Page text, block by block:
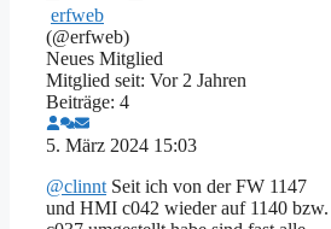
erfweb
(@erfweb)
Neues Mitglied
Mitglied seit: Vor 2 Jahren
Beiträge: 4
5. März 2024 15:03
@clinnt Seit ich von der FW 1147
und HMI c042 wieder auf 1140 bzw.